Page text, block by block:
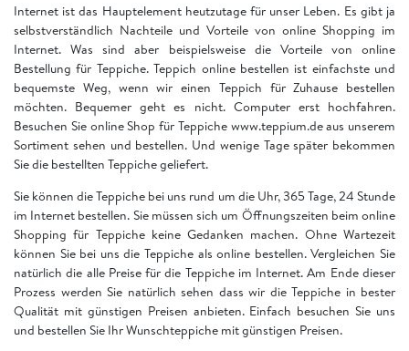
Internet ist das Hauptelement heutzutage für unser Leben. Es gibt ja
selbstverständlich Nachteile und Vorteile von online Shopping im
Internet. Was sind aber beispielsweise die Vorteile von online
Bestellung für Teppiche. Teppich online bestellen ist einfachste und
bequemste Weg, wenn wir einen Teppich für Zuhause bestellen
möchten. Bequemer geht es nicht. Computer erst hochfahren.
Besuchen Sie online Shop für Teppiche www.teppium.de aus unserem
Sortiment sehen und bestellen. Und wenige Tage später bekommen
Sie die bestellten Teppiche geliefert.
Sie können die Teppiche bei uns rund um die Uhr, 365 Tage, 24 Stunde
im Internet bestellen. Sie müssen sich um Öffnungszeiten beim online
Shopping für Teppiche keine Gedanken machen. Ohne Wartezeit
können Sie bei uns die Teppiche als online bestellen. Vergleichen Sie
natürlich die alle Preise für die Teppiche im Internet. Am Ende dieser
Prozess werden Sie natürlich sehen dass wir die Teppiche in bester
Qualität mit günstigen Preisen anbieten. Einfach besuchen Sie uns
und bestellen Sie Ihr Wunschteppiche mit günstigen Preisen.